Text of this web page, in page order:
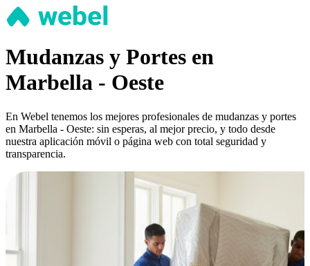
Mudanzas y Portes en
Marbella - Oeste
En Webel tenemos los mejores profesionales de mudanzas y portes
en Marbella - Oeste: sin esperas, al mejor precio, y todo desde
nuestra aplicación móvil o página web con total seguridad y
transparencia.